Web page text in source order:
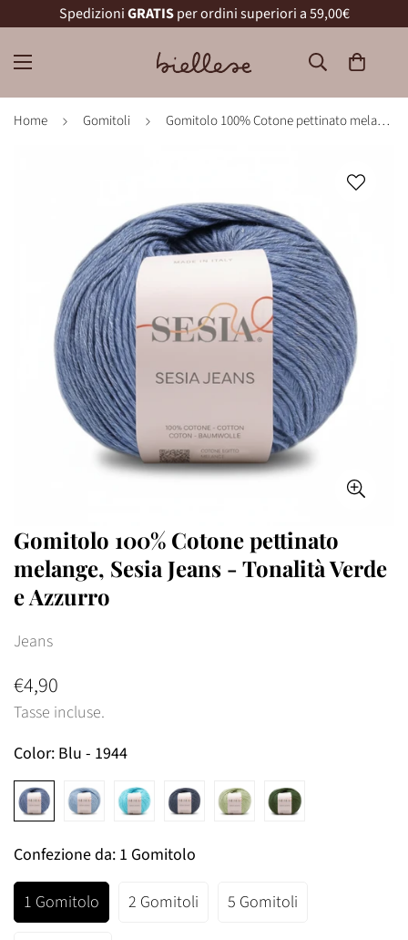
SpedizioniGRATISper ordini superiori a 59,00€
Home Gomitoli Gomitolo 100% Cotone pettinato melange, Sesia Jeans - Tonalità Verde e Azzurro
Gomitolo 100% Cotone pettinato
melange, Sesia Jeans - Tonalità Verde
e Azzurro
Jeans
Prezzo
normale
€4,90
Tasse incluse.
Color: Blu - 1944
Confezione da: 1 Gomitolo
1 Gomitolo 2 Gomitoli 5 Gomitoli